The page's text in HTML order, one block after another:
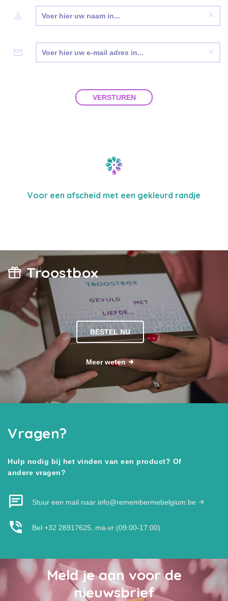
VERSTUREN
Voor een afscheid met een gekleurd randje
Troostbox
BESTEL NU
Meer weten
Vragen?
Hulp nodig bij het vinden van een product? Of
andere vragen?
Stuur een mail naar info@remembermebelgium.be
Bel +32 28917625, ma-vr (09:00-17:00)
Meld je aan voor de
nieuwsbrief